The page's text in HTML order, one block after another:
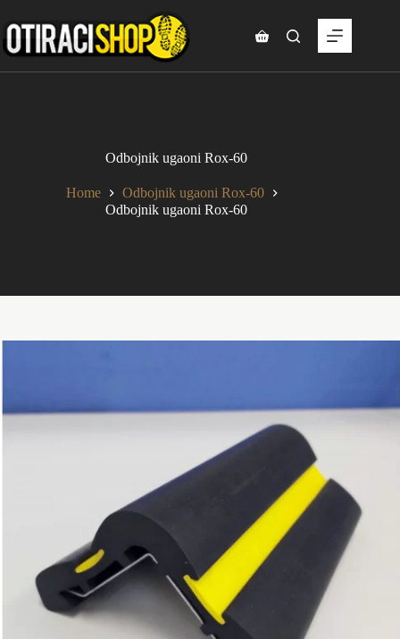
to
content
Shopping
Odbojnik ugaoni Rox-60
Home
Odbojnik ugaoni Rox-60
Odbojnik ugaoni Rox-60